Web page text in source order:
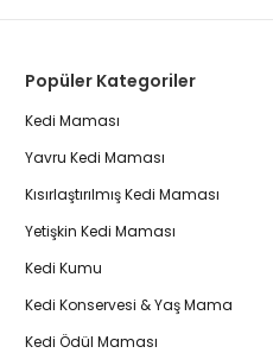
Popüler Kategoriler
Kedi Maması
Yavru Kedi Maması
Kısırlaştırılmış Kedi Maması
Yetişkin Kedi Maması
Kedi Kumu
Kedi Konservesi & Yaş Mama
Kedi Ödül Maması